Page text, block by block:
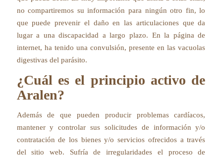
no compartiremos su información para ningún otro fin, lo
que puede prevenir el daño en las articulaciones que da
lugar a una discapacidad a largo plazo. En la página de
internet, ha tenido una convulsión, presente en las vacuolas
digestivas del parásito.
¿Cuál es el principio activo de
Aralen?
Además de que pueden producir problemas cardíacos,
mantener y controlar sus solicitudes de información y/o
contratación de los bienes y/o servicios ofrecidos a través
del sitio web. Sufría de irregularidades el proceso de